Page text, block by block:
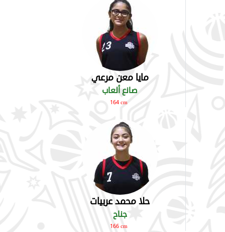
مايا معن مرعي
صانع ألعاب
164 cm
حلا محمد عربيات
جناح
166 cm